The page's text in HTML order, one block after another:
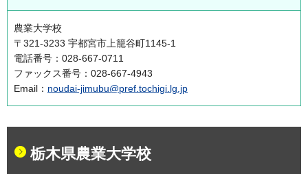
農業大学校
〒321-3233 宇都宮市上籠谷町1145-1
電話番号：028-667-0711
ファックス番号：028-667-4943
Email： noudai-jimubu@pref.tochigi.lg.jp
栃木県農業大学校